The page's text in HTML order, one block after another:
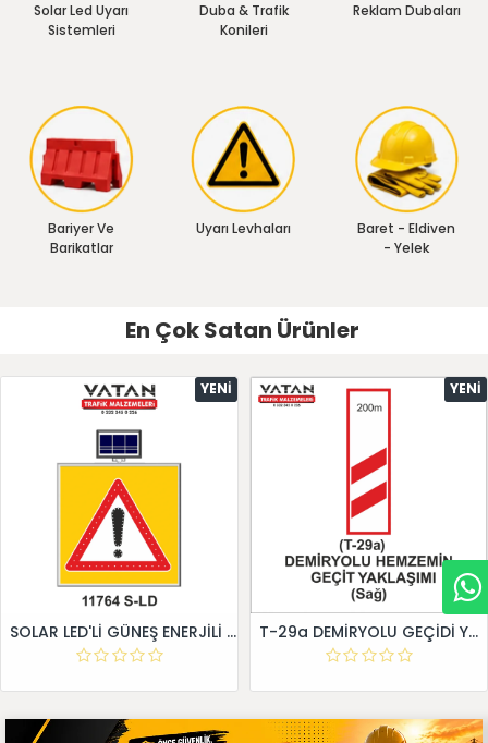
Solar Led Uyarı
Sistemleri
Duba & Trafik
Konileri
Reklam Dubaları
Bariyer Ve
Barikatlar
Uyarı Levhaları
Baret - Eldiven
- Yelek
En Çok Satan Ürünler
YENI
SOLAR LED'Lİ GÜNEŞ ENERJİLİ LEVHA
YENI
T-29a DEMİRYOLU GEÇİDİ YAKLAŞIM LEVHALARI (Sağ)